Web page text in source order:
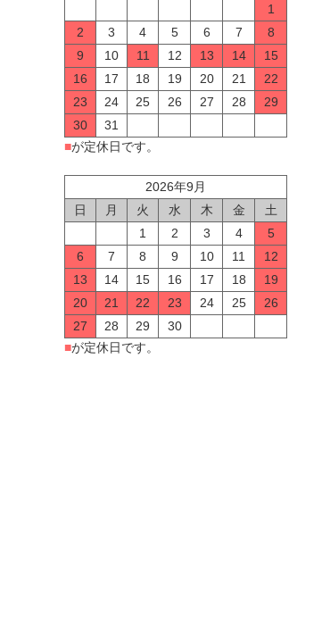
1
2
3 4 5 6 7
8
9
10 11 12 13 14
15
16
17 18 19 20 21
22
23
24 25 26 27 28
29
30
31
■が定休日です。
2026年9月
日
月 火 水 木 金
土
1
2 3 4
5
6
7 8 9 10 11
12
13
14 15 16 17 18
19
20
21 22 23 24 25
26
27
28 29
30
■が定休日です。